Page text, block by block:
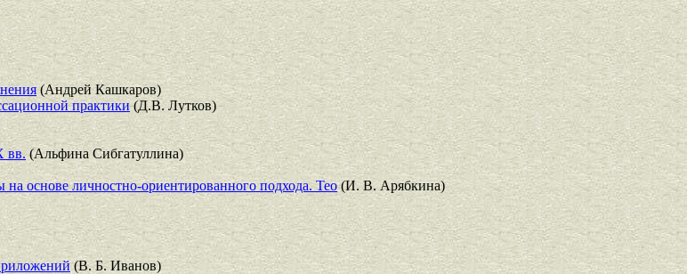
(Андрей Кашкаров)
практики(Д.В. Лутков)
вв. (Альфина Сибгатуллина)
основе личностно-ориентированного подхода. Тео(И. В. Арябкина)
(В. Б. Иванов)